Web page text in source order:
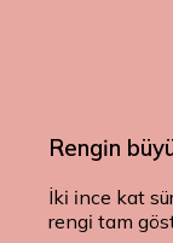
Rengin
İki ince kat
rengi tam